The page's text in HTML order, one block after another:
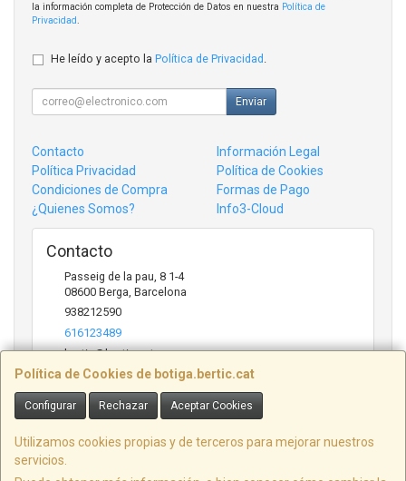
Política de Cookies de botiga.bertic.cat
Configurar Rechazar Aceptar Cookies
Utilizamos cookies propias y de terceros para mejorar nuestros
servicios.
la información completa de Protección de Datos en nuestra Política de
Privacidad
He leído y acepto la Política de Privacidad
Enviar
Contacto
Información Legal
Política Privacidad
Política de Cookies
Condiciones de Compra
Formas de Pago
¿Quienes Somos?
Info3-Cloud
Contacto
Passeig de la pau, 8 1-4
08600 Berga Barcelona
938212590
616123489
bertic@bertic.cat
Horario
Lunes a Viernes (9h-14h | 15h-18h)